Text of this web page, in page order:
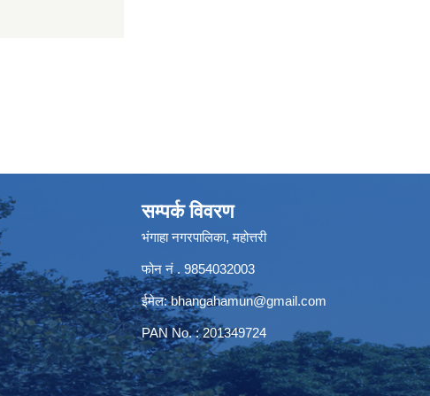
सम्पर्क विवरण
भंगाहा नगरपालिका, महोत्तरी
फोन नं . 9854032003
ईमेल:bhangahamun@gmail.com
PAN No. : 201349724